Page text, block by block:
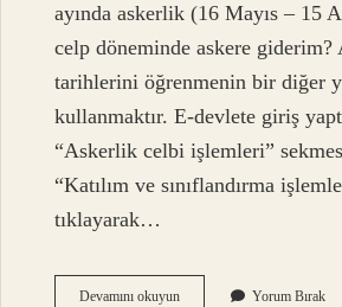
ayında askerlik (16 Mayıs – 15
celp döneminde askere
tarihlerini öğrenmenin bir diğer
kullanmaktır. E-devlete giriş
“Askerlik celbi işlemleri”
“Katılım ve sınıflandırma
tıklayarak…
Devamını okuyunAsker
Yorum Bırak